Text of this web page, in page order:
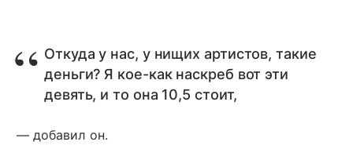
Откуда у нас, у нищих артистов, такие
деньги? Я кое-как наскреб вот эти
девять, и то она 10,5 стоит,
— добавил он.